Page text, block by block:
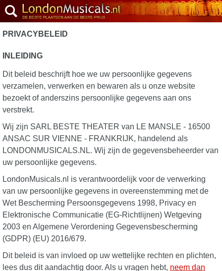
PRIVACYBELEID
INLEIDING
Dit beleid beschrijft hoe we uw persoonlijke gegevens
verzamelen, verwerken en bewaren als u onze website
bezoekt of anderszins persoonlijke gegevens aan ons
verstrekt.
Wij zijn SARL BESTE THEATER van LE MANSLE - 16500
ANSAC SUR VIENNE - FRANKRIJK, handelend als
LONDONMUSICALS.NL. Wij zijn de gegevensbeheerder van
uw persoonlijke gegevens.
LondonMusicals.nl is verantwoordelijk voor de verwerking
van uw persoonlijke gegevens in overeenstemming met de
Wet Bescherming Persoonsgegevens 1998, Privacy en
Elektronische Communicatie (EG-Richtlijnen) Wetgeving
2003 en Algemene Verordening Gegevensbescherming
(GDPR) (EU) 2016/679.
Dit beleid is van invloed op uw wettelijke rechten en plichten,
lees dus dit aandachtig door. Als u vragen hebt, neem dan